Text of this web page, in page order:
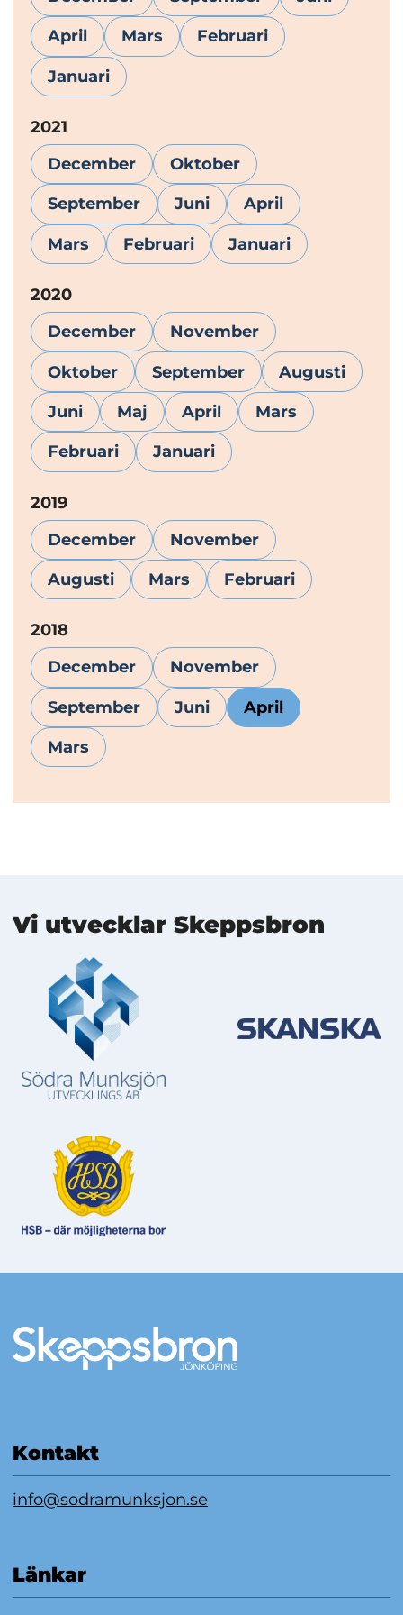
April Mars Februari
Januari
År:
2021
December
Oktober
September Juni April
Mars Februari Januari
År:
2020
December
November
Oktober September Augusti
Juni Maj April Mars
Februari Januari
År:
2019
December
November
Augusti Mars Februari
År:
2018
December
November
September Juni April
Mars
Mer information
Vi utvecklar Skeppsbron
Kontakt
info@sodramunksjon.se
Länkar